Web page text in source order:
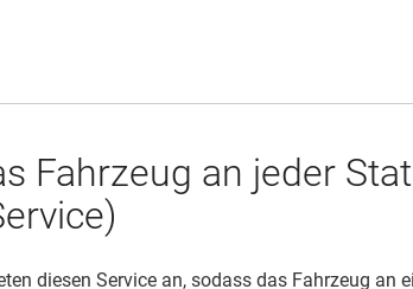
Fahrzeug an jeder
diesen Service an, sodass das Fahrzeug an